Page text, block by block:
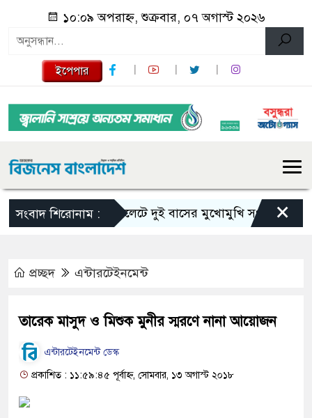
১০:০৯ অপরাহ্ন, শুক্রবার, ০৭ অগাস্ট ২০২৬
ইপেপার
সংবাদ শিরোনাম :সিলেটে দুই বাসের মুখোমুখি সংঘর্ষে নিহত বেড়ে
×
প্রচ্ছদ এন্টারটেইনমেন্ট
তারেক মাসুদ ও মিশুক মুনীর স্মরণে নানা আয়োজন
এন্টারটেইনমেন্ট ডেস্ক
প্রকাশিত : ১১:৫৯:৪৫ পূর্বাহ্ন, সোমবার, ১৩ অগাস্ট ২০১৮